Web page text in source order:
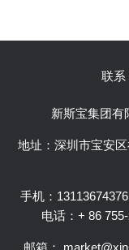
联系
新斯宝集团有
地址：深圳市宝安
手机：13113674376
电话：+ 86
邮箱：